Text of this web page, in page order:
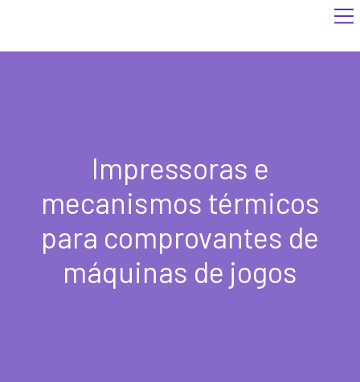
Impressoras e
mecanismos térmicos
para comprovantes de
máquinas de jogos